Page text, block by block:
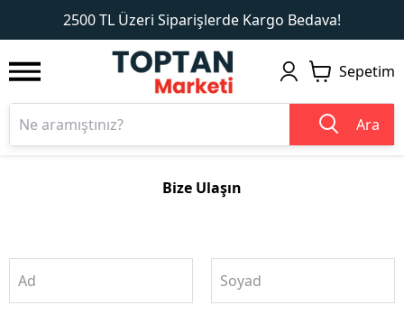
2500 TL Üzeri Siparişlerde Kargo Bedava!
1
Sepetim
Ara
Bize Ulaşın
Ad Soyad